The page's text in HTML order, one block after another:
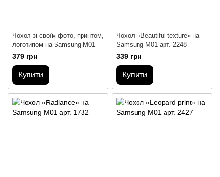
Чохол зі своїм фото, принтом,
логотипом на Samsung M01
379 грн
Купити
Чохол «Beautiful texture» на
Samsung M01 арт. 2248
339 грн
Купити